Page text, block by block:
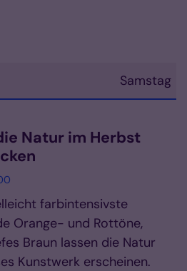
Samstag
2026
Natur im Herbst
farbintensivste
Orange- und Rottöne,
Braun lassen die Natur
Kunstwerk erscheinen.